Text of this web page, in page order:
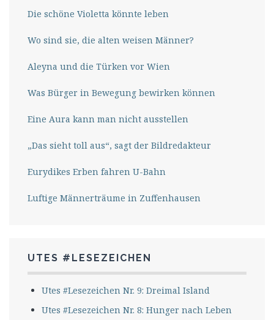
Die schöne Violetta könnte leben
Wo sind sie, die alten weisen Männer?
Aleyna und die Türken vor Wien
Was Bürger in Bewegung bewirken können
Eine Aura kann man nicht ausstellen
„Das sieht toll aus“, sagt der Bildredakteur
Eurydikes Erben fahren U-Bahn
Luftige Männerträume in Zuffenhausen
UTES #LESEZEICHEN
Utes #Lesezeichen Nr. 9: Dreimal Island
Utes #Lesezeichen Nr. 8: Hunger nach Leben